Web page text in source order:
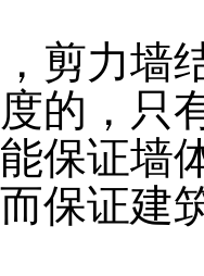
剪力墙
的，只
保证墙
保证建